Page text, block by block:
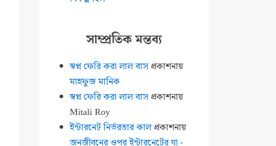
সাম্প্রতিক মন্তব্য
স্বপ্ন ফেরি করা লাল বাসপ্রকাশনায়
মাহফুজ মানিক
স্বপ্ন ফেরি করা লাল বাসপ্রকাশনায়
Mitali Roy
ইন্টারনেট নির্ভরতার কালপ্রকাশনায়
জনজীবনের ওপর ইন্টারনেটের ঘা -